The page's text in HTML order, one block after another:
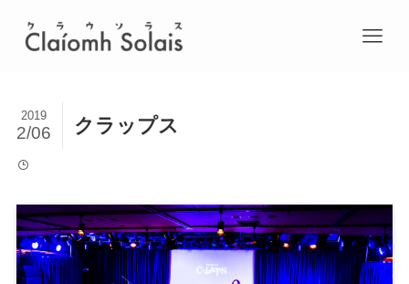
クラップス
2019
2/06